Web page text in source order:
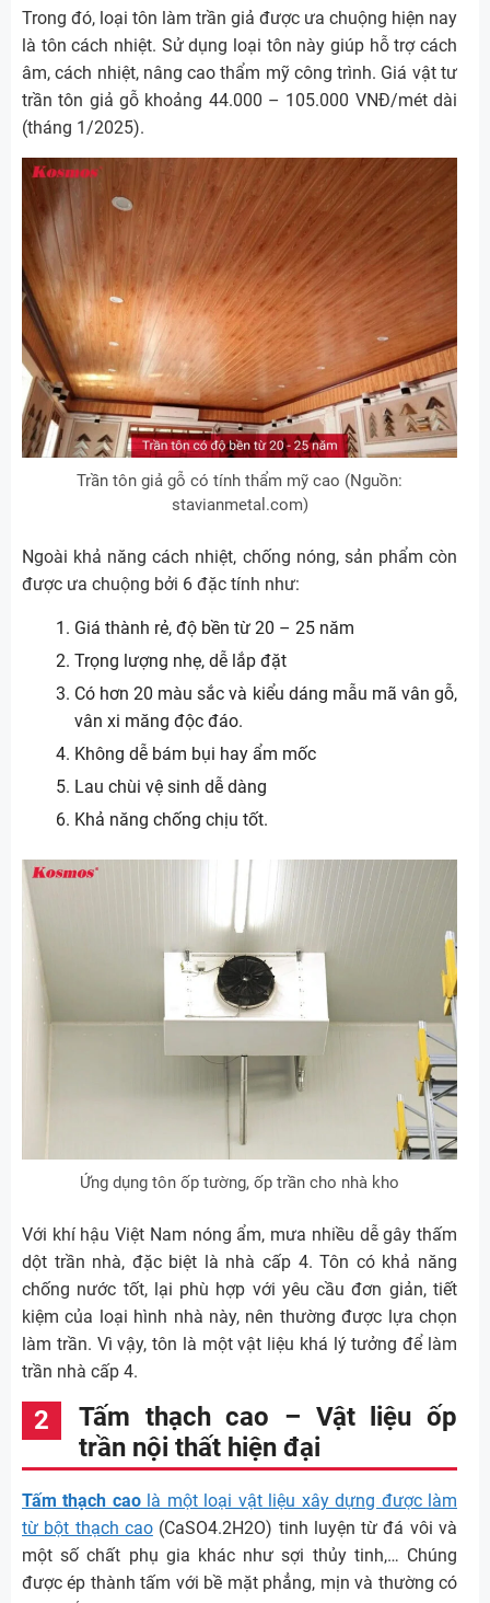
Trong đó, loại tôn làm trần giả được ưa chuộng hiện nay
là tôn cách nhiệt. Sử dụng loại tôn này giúp hỗ trợ cách
âm, cách nhiệt, nâng cao thẩm mỹ công trình. Giá vật tư
trần tôn giả gỗ khoảng 44.000 – 105.000 VNĐ/mét dài
(tháng 1/2025).
Trần tôn giả gỗ có tính thẩm mỹ cao (Nguồn:
stavianmetal.com)
Ngoài khả năng cách nhiệt, chống nóng, sản phẩm còn
được ưa chuộng bởi 6 đặc tính như:
Giá thành rẻ, độ bền từ 20 – 25 năm
Trọng lượng nhẹ, dễ lắp đặt
Có hơn 20 màu sắc và kiểu dáng mẫu mã vân gỗ,
vân xi măng độc đáo.
Không dễ bám bụi hay ẩm mốc
Lau chùi vệ sinh dễ dàng
Khả năng chống chịu tốt.
Ứng dụng tôn ốp tường, ốp trần cho nhà kho
Với khí hậu Việt Nam nóng ẩm, mưa nhiều dễ gây thấm
dột trần nhà, đặc biệt là nhà cấp 4. Tôn có khả năng
chống nước tốt, lại phù hợp với yêu cầu đơn giản, tiết
kiệm của loại hình nhà này, nên thường được lựa chọn
làm trần. Vì vậy, tôn là một vật liệu khá lý tưởng để làm
trần nhà cấp 4.
Tấm thạch cao – Vật liệu ốp
trần nội thất hiện đại
Tấm thạch caolà một loại vật liệu xây dựng được làm
từ bột thạch cao(CaSO4.2H2O) tinh luyện từ đá vôi và
một số chất phụ gia khác như sợi thủy tinh,… Chúng
được ép thành tấm với bề mặt phẳng, mịn và thường có